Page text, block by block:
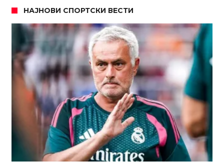
НАЈНОВИ СПОРТСКИ ВЕСТИ